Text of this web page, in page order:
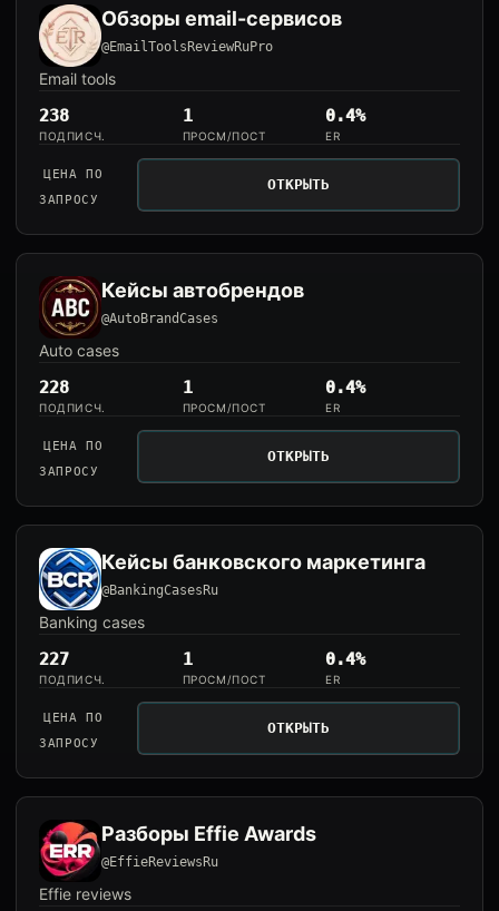
Обзоры email-сервисов
@EmailToolsReviewRuPro
Email tools
238
ПОДПИСЧ.
1
ПРОСМ/ПОСТ
0.4%
ER
ЦЕНА ПО
ЗАПРОСУ
ОТКРЫТЬ
Кейсы автобрендов
@AutoBrandCases
Auto cases
228
ПОДПИСЧ.
1
ПРОСМ/ПОСТ
0.4%
ER
ЦЕНА ПО
ЗАПРОСУ
ОТКРЫТЬ
Кейсы банковского маркетинга
@BankingCasesRu
Banking cases
227
ПОДПИСЧ.
1
ПРОСМ/ПОСТ
0.4%
ER
ЦЕНА ПО
ЗАПРОСУ
ОТКРЫТЬ
Разборы Effie Awards
@EffieReviewsRu
Effie reviews